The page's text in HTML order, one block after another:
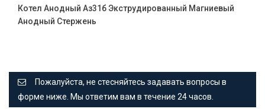
Котел Анодный Аз31б Экструдированный Магниевый
Анодный Стержень
Пожалуйста, не стесняйтесь задавать вопросы в
форме ниже. Мы ответим вам в течение 24 часов.